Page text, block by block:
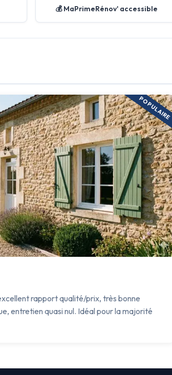
💰 MaPrimeRénov' accessible
POPULAIRE
rapport qualité/prix, très bonne
entretien quasi nul. Idéal pour la majorité